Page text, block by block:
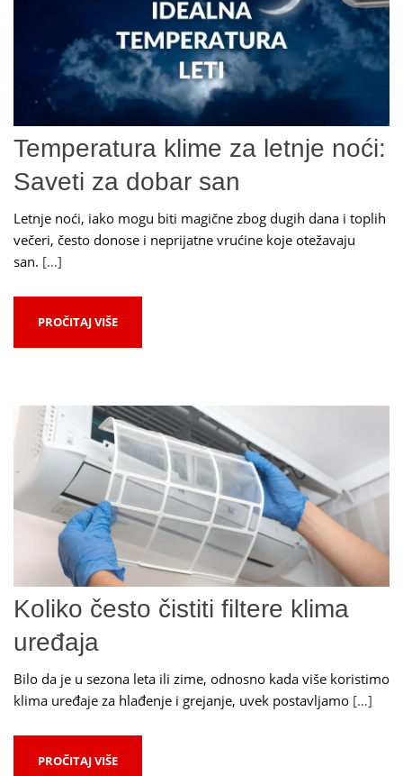
Temperatura klime za letnje noći:
Saveti za dobar san
Letnje noći, iako mogu biti magične zbog dugih dana i toplih
večeri, često donose i neprijatne vrućine koje otežavaju
san. […]
PROČITAJ VIŠE
Koliko često čistiti filtere klima
uređaja
Bilo da je u sezona leta ili zime, odnosno kada više koristimo
klima uređaje za hlađenje i grejanje, uvek postavljamo […]
PROČITAJ VIŠE